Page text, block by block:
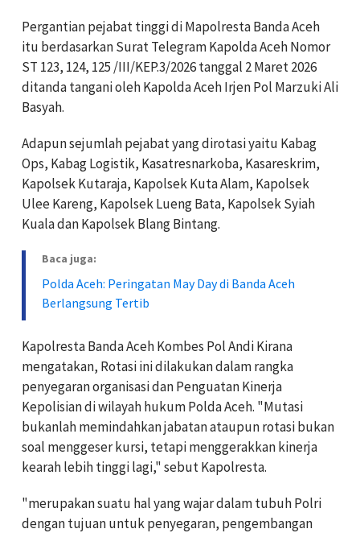
Pergantian pejabat tinggi di Mapolresta Banda Aceh
itu berdasarkan Surat Telegram Kapolda Aceh Nomor
ST 123, 124, 125 /III/KEP.3/2026 tanggal 2 Maret 2026
ditanda tangani oleh Kapolda Aceh Irjen Pol Marzuki Ali
Basyah.
Adapun sejumlah pejabat yang dirotasi yaitu Kabag
Ops, Kabag Logistik, Kasatresnarkoba, Kasareskrim,
Kapolsek Kutaraja, Kapolsek Kuta Alam, Kapolsek
Ulee Kareng, Kapolsek Lueng Bata, Kapolsek Syiah
Kuala dan Kapolsek Blang Bintang.
Baca juga:
Polda Aceh: Peringatan May Day di Banda Aceh
Berlangsung Tertib
Kapolresta Banda Aceh Kombes Pol Andi Kirana
mengatakan, Rotasi ini dilakukan dalam rangka
penyegaran organisasi dan Penguatan Kinerja
Kepolisian di wilayah hukum Polda Aceh. "Mutasi
bukanlah memindahkan jabatan ataupun rotasi bukan
soal menggeser kursi, tetapi menggerakkan kinerja
kearah lebih tinggi lagi," sebut Kapolresta.
"merupakan suatu hal yang wajar dalam tubuh Polri
dengan tujuan untuk penyegaran, pengembangan